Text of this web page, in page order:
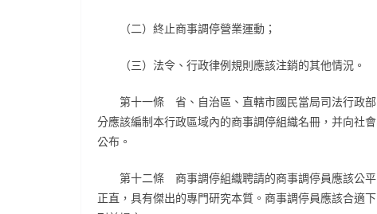
（二）終止商事調停營業運動；
（三）法令、行政律例規則應該注銷的其他情況。
第十一條 省、自治區、直轄市國民當局司法行政部
分應該編制本行政區域內的商事調停組織名冊，并向社會
公布。
第十二條 商事調停組織聘請的商事調停員應該公平
正直，具有傑出的專門研究本質。商事調停員應該合適下